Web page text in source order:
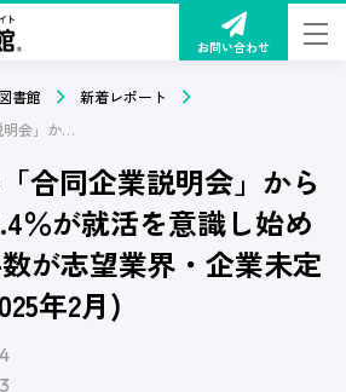
お問い合わせ
書館
新着レポート
28卒の就活は「合同企業説明会」から動き出す。75.4％が就活を意識し始める一方、約半数が志望業界・企業未定の動向に。(2025年2月)
合同企業説明会」から
％が就活を意識し始め
が志望業界・企業未定
年2月)